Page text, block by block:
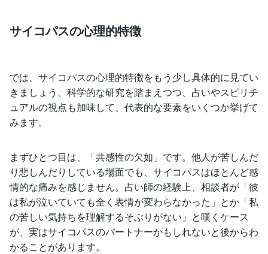
サイコパスの心理的特徴
では、サイコパスの心理的特徴をもう少し具体的に見てい
きましょう。科学的な研究を踏まえつつ、占いやスピリチ
ュアルの視点も加味して、代表的な要素をいくつか挙げて
みます。
まずひとつ目は、「共感性の欠如」です。他人が苦しんだ
り悲しんだりしている場面でも、サイコパスはほとんど感
情的な痛みを感じません。占い師の経験上、相談者が「彼
は私が泣いていても全く表情が変わらなかった」とか「私
の苦しい気持ちを理解するそぶりがない」と嘆くケース
が、実はサイコパスのパートナーかもしれないと後からわ
かることがあります。